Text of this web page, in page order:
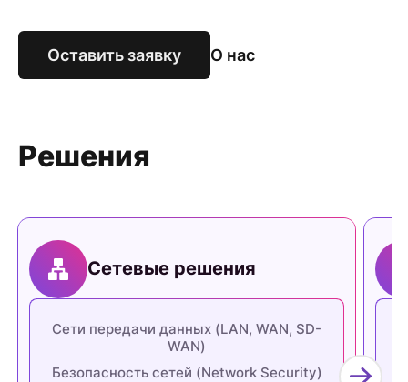
Оставить заявку О нас
Решения
Сетевые решения
Сети передачи данных (LAN, WAN, SD-
WAN)
Безопасность сетей (Network Security)